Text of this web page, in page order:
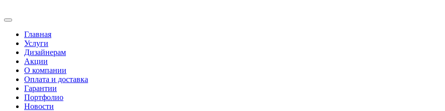
Главная
Услуги
Дизайнерам
Акции
О компании
Оплата и доставка
Гарантии
Портфолио
Новости